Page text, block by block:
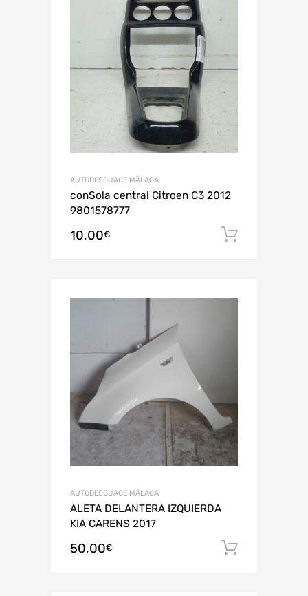
AUTODESGUACE MÁLAGA
conSola central Citroen C3 2012
9801578777
10,00€
AUTODESGUACE MÁLAGA
ALETA DELANTERA IZQUIERDA
KIA CARENS 2017
50,00€